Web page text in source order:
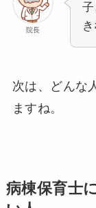
院長
次は、どんな
ますね。
病棟保育士